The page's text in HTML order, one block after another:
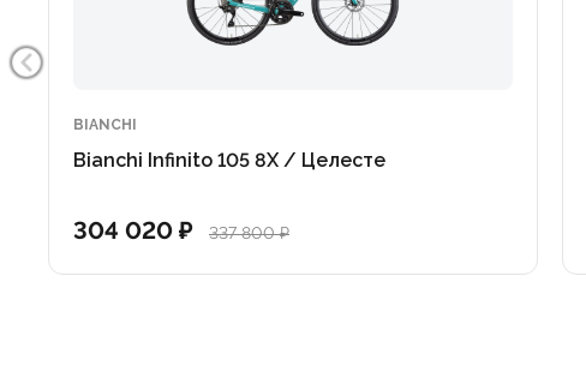
BIANCHI
Bianchi Infinito 105 8X / Целесте
304 020 ₽ 337 800 ₽